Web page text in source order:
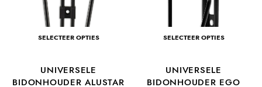
SELECTEER OPTIES
UNIVERSELE
BIDONHOUDER ALUSTAR
SELECTEER OPTIES
UNIVERSELE
BIDONHOUDER EGO